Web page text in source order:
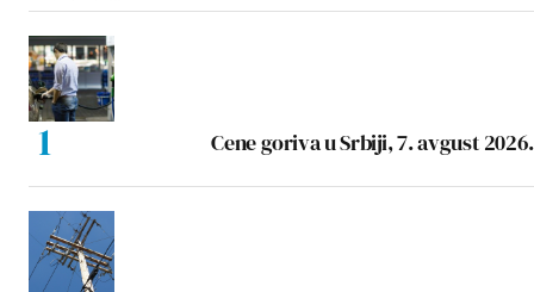
Cene goriva u Srbiji, 7. avgust 2026.